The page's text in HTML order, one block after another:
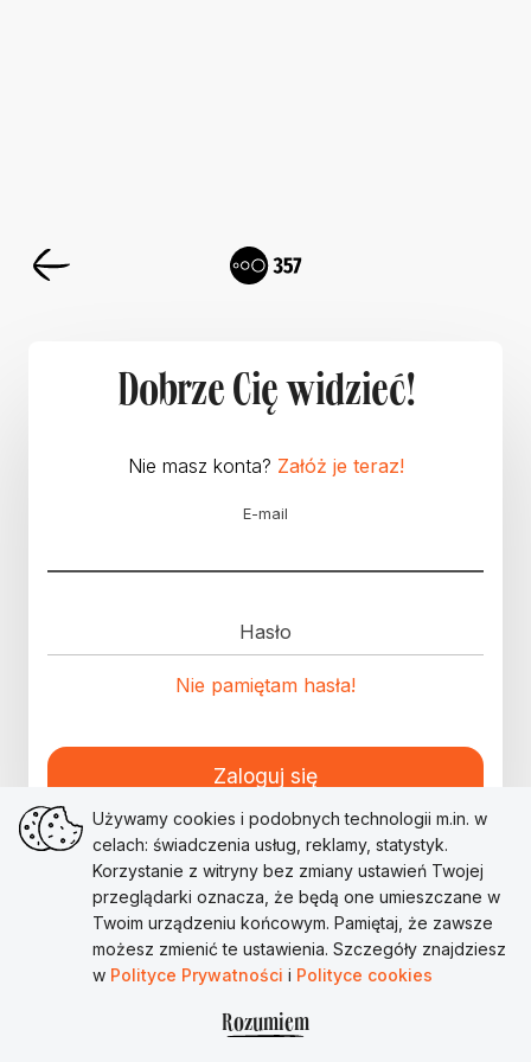
Dobrze Cię widzieć!
Nie masz konta? Załóż je teraz!
E-mail
Hasło
Nie pamiętam hasła!
Zaloguj się
Używamy cookies i podobnych technologii m.in. w
celach: świadczenia usług, reklamy, statystyk.
Korzystanie z witryny bez zmiany ustawień Twojej
przeglądarki oznacza, że będą one umieszczane w
Twoim urządzeniu końcowym. Pamiętaj, że zawsze
możesz zmienić te ustawienia. Szczegóły znajdziesz
w Polityce Prywatności i Polityce cookies
Rozumiem